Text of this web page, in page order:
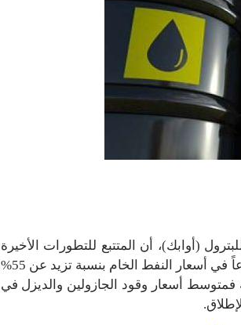
(أوابك)، أن المتتبع للتطورات الأخيرة
في السوق النفطية، يلاحظ أن الفترة المنقضية من عام 2022 شهدت ارتفاعاً في أسعار النفط الخام بنسبة تزيد عن 55%
فمتوسط أسعار وقود الجازولين والديزل في